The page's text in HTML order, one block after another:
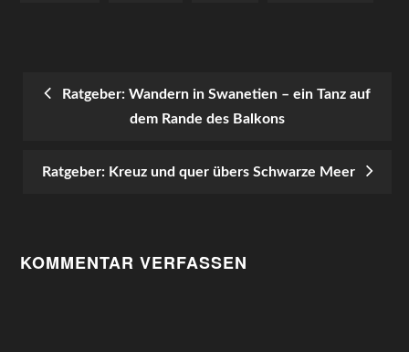
NAVIGATION
Ratgeber: Wandern in Swanetien – ein Tanz auf
dem Rande des Balkons
Ratgeber: Kreuz und quer übers Schwarze Meer
KOMMENTAR VERFASSEN